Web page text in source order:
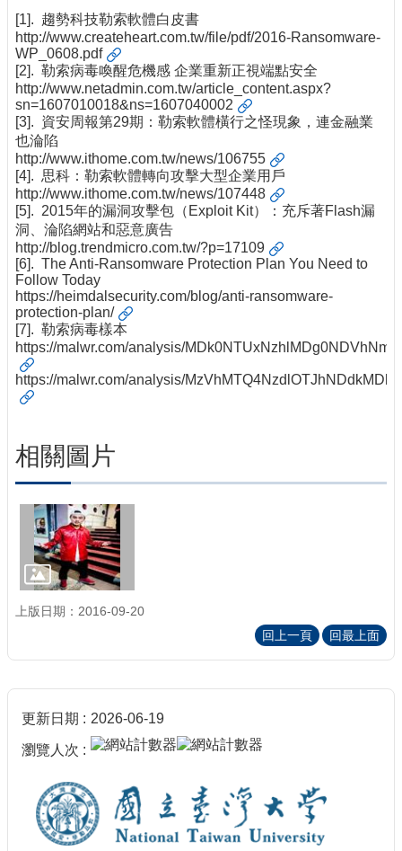
[1]. 趨勢科技勒索軟體白皮書
http://www.createheart.com.tw/file/pdf/2016-Ransomware-
WP_0608.pdf
[2]. 勒索病毒喚醒危機感 企業重新正視端點安全
http://www.netadmin.com.tw/article_content.aspx?
sn=1607010018&ns=1607040002
[3]. 資安周報第29期：勒索軟體橫行之怪現象，連金融業
也淪陷
http://www.ithome.com.tw/news/106755
[4]. 思科：勒索軟體轉向攻擊大型企業用戶
http://www.ithome.com.tw/news/107448
[5]. 2015年的漏洞攻擊包（Exploit Kit）：充斥著Flash漏
洞、淪陷網站和惡意廣告
http://blog.trendmicro.com.tw/?p=17109
[6]. The Anti-Ransomware Protection Plan You Need to
Follow Today
https://heimdalsecurity.com/blog/anti-ransomware-
protection-plan/
[7]. 勒索病毒樣本
https://malwr.com/analysis/
https://malwr.com/analysis/
相關圖片
上版日期：2016-09-20
回上一頁
回最上面
更新日期 2026-06-19
瀏覽人次